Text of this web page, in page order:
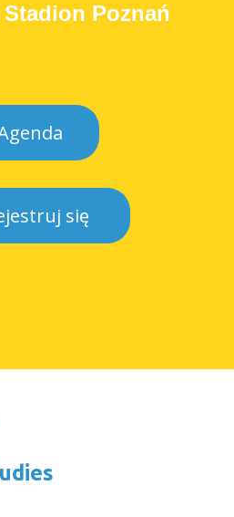
Stadion Poznań
się